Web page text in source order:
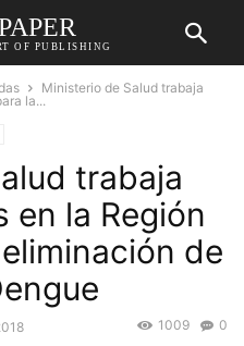
OF PUBLISHING
Ministerio de Salud trabaja
la...
trabaja
en la Región
de
0
1009